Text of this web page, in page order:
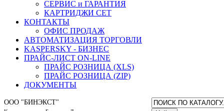
СЕРВИС и ГАРАНТИЯ
КАРТРИДЖИ CET
КОНТАКТЫ
ОФИС ПРОДАЖ
АВТОМАТИЗАЦИЯ ТОРГОВЛИ
KASPERSKY - БИЗНЕС
ПРАЙС-ЛИСТ ON-LINE
ПРАЙС РОЗНИЦА (XLS)
ПРАЙС РОЗНИЦА (ZIP)
ДОКУМЕНТЫ
ООО "БИНЭКСТ"